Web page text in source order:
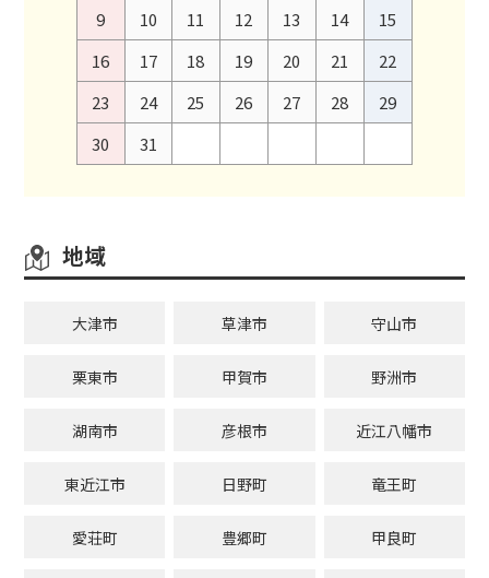
9
10 11 12 13 14
15
16
17 18 19 20 21
22
23
24 25 26 27 28
29
30
31
地域
大津市 草津市 守山市
栗東市 甲賀市 野洲市
湖南市 彦根市 近江八幡市
東近江市 日野町 竜王町
愛荘町 豊郷町 甲良町